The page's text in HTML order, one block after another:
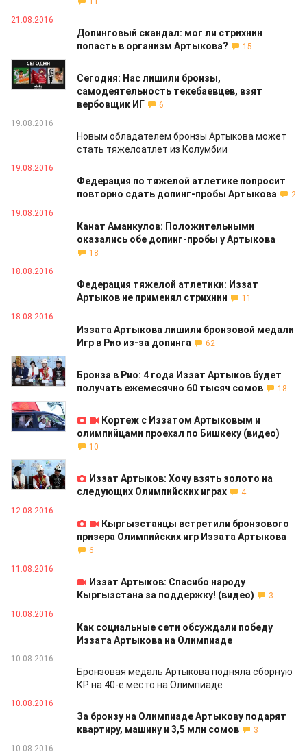
21.08.2016
Допинговый скандал: мог ли стрихнин
попасть в организм Артыкова?
15
19.08.2016
Сегодня: Нас лишили бронзы,
самодеятельность текебаевцев, взят
вербовщик ИГ
6
19.08.2016
Новым обладателем бронзы Артыкова может
стать тяжелоатлет из Колумбии
19.08.2016
Федерация по тяжелой атлетике попросит
повторно сдать допинг-пробы Артыкова
2
19.08.2016
Канат Аманкулов: Положительными
оказались обе допинг-пробы у Артыкова
18
18.08.2016
Федерация тяжелой атлетики: Иззат
Артыков не применял стрихнин
11
18.08.2016
Иззата Артыкова лишили бронзовой медали
Игр в Рио из-за допинга
62
12.08.2016
Бронза в Рио: 4 года Иззат Артыков будет
получать ежемесячно 60 тысяч сомов
18
12.08.2016
Кортеж с Иззатом Артыковым и
олимпийцами проехал по Бишкеку (видео)
10
12.08.2016
Иззат Артыков: Хочу взять золото на
следующих Олимпийских играх
4
12.08.2016
Кыргызстанцы встретили бронзового
призера Олимпийских игр Иззата Артыкова
6
11.08.2016
Иззат Артыков: Спасибо народу
Кыргызстана за поддержку! (видео)
3
10.08.2016
Как социальные сети обсуждали победу
Иззата Артыкова на Олимпиаде
10.08.2016
Бронзовая медаль Артыкова подняла сборную
КР на 40-е место на Олимпиаде
10.08.2016
За бронзу на Олимпиаде Артыкову подарят
квартиру, машину и 3,5 млн сомов
3
10.08.2016